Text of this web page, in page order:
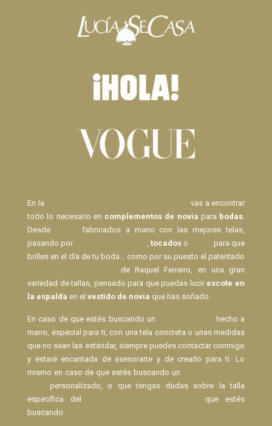
En la
vas a encontrar
todo lo necesario en complementos de novia para bodas.
Desde
fabricados a mano con las mejores telas,
pasando por
,tocados o
para que
brilles en el día de tu boda... como por su puesto el patentado
de Raquel Ferreiro, en una gran
variedad de tallas, pensado para que puedas lucir escote en
la espalda en el vestido de novia que has soñado.
En caso de que estés buscando un
hecho a
mano, especial para ti, con una tela concreta o unas medidas
que no sean las estándar, siempre puedes contactar conmigo
y estaré encantada de asesorarte y de crearlo para ti. Lo
mismo en caso de que estés buscando un
personalizado, o que tengas dudas sobre la talla
específica del
que estés
buscando.